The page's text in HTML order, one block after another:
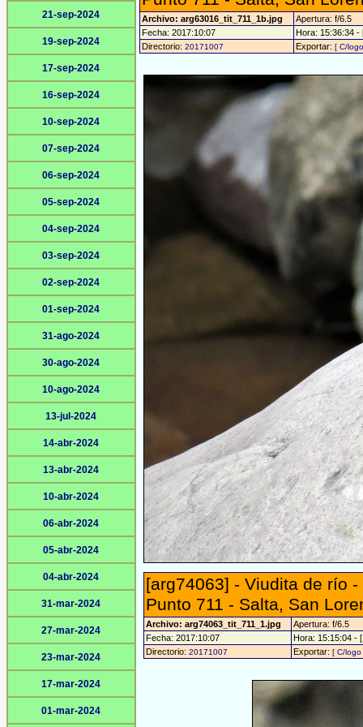
21-sep-2024
19-sep-2024
17-sep-2024
16-sep-2024
10-sep-2024
07-sep-2024
06-sep-2024
05-sep-2024
04-sep-2024
03-sep-2024
02-sep-2024
01-sep-2024
31-ago-2024
30-ago-2024
10-ago-2024
13-jul-2024
14-abr-2024
13-abr-2024
10-abr-2024
06-abr-2024
05-abr-2024
04-abr-2024
31-mar-2024
27-mar-2024
23-mar-2024
17-mar-2024
01-mar-2024
Archivo: arg63016_tit_711_1b.jpg
Apertura: f/6.5
Fecha: 2017:10:07
Hora: 15:36:34 -
Directorio: 20171007 Exportar: [ C/
[arg74063] - Viudita de río
Punto 711 - Salta, San
Archivo: arg74063_tit_711_1.jpg
Apertura: f/6.5
Fecha: 2017:10:07
Hora: 15:15:04 -
Directorio: 20171007 Exportar: [ C/logo